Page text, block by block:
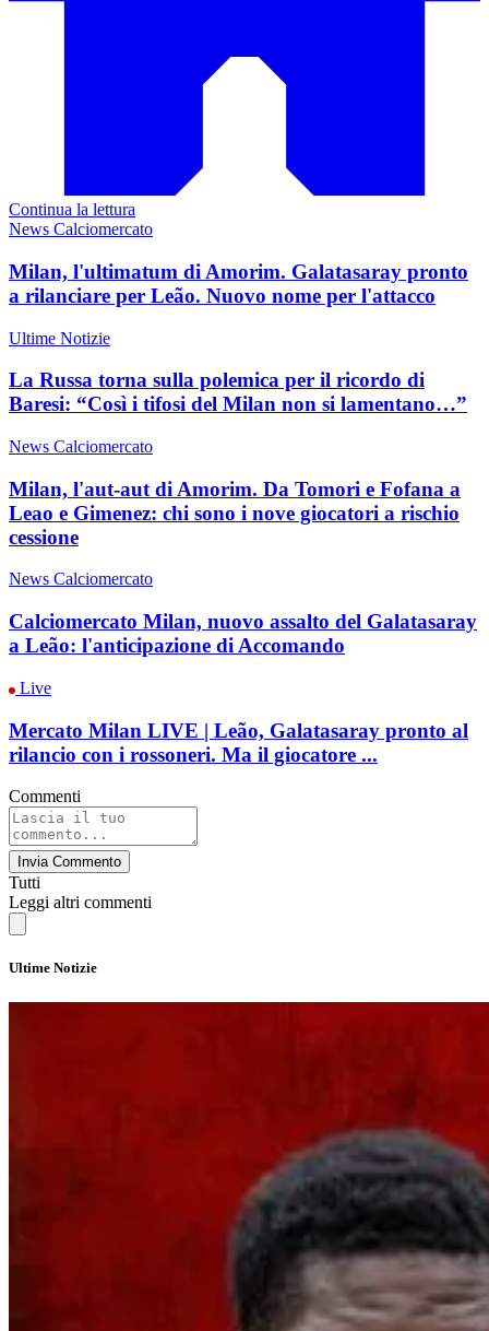
Continua la lettura
News Calciomercato
Milan, l'ultimatum di Amorim. Galatasaray pronto
a rilanciare per Leão. Nuovo nome per l'attacco
Ultime Notizie
La Russa torna sulla polemica per il ricordo di
Baresi: “Così i tifosi del Milan non si lamentano…”
News Calciomercato
Milan, l'aut-aut di Amorim. Da Tomori e Fofana a
Leao e Gimenez: chi sono i nove giocatori a rischio
cessione
News Calciomercato
Calciomercato Milan, nuovo assalto del Galatasaray
a Leão: l'anticipazione di Accomando
Live
Mercato Milan LIVE | Leão, Galatasaray pronto al
rilancio con i rossoneri. Ma il giocatore ...
Commenti
Invia Commento
Tutti
Leggi altri commenti
Ultime Notizie